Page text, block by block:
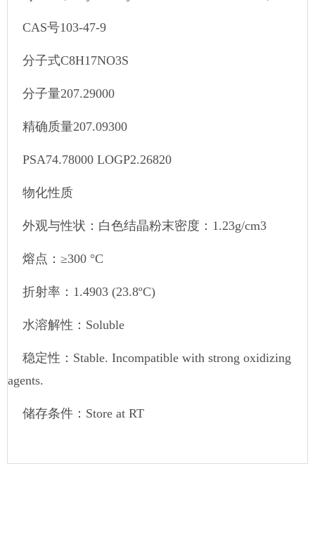
CAS号103-47-9
分子式C8H17NO3S
分子量207.29000
精确质量207.09300
PSA74.78000 LOGP2.26820
物化性质
外观与性状：白色结晶粉末密度：1.23g/cm3
熔点：≥300 °C
折射率：1.4903 (23.8ºC)
水溶解性：Soluble
稳定性：Stable. Incompatible with strong oxidizing
agents.
储存条件：Store at RT